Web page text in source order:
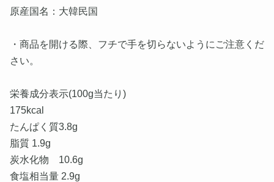
原産国名：大韓民国
・商品を開ける際、フチで手を切らないようにご注意くだ
さい。
栄養成分表示(100g当たり)
175kcal
たんぱく質3.8g
脂質 1.9g
炭水化物 10.6g
食塩相当量 2.9g